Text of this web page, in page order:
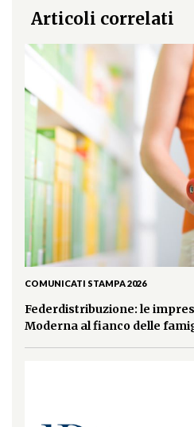
Articoli correlati
COMUNICATI STAMPA 2026
Federdistribuzione: le
Moderna al fianco delle